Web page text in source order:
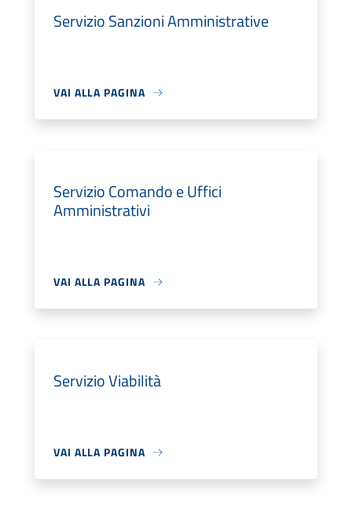
Servizio Sanzioni Amministrative
VAI ALLA PAGINA
Servizio Comando e Uffici
Amministrativi
VAI ALLA PAGINA
Servizio Viabilità
VAI ALLA PAGINA